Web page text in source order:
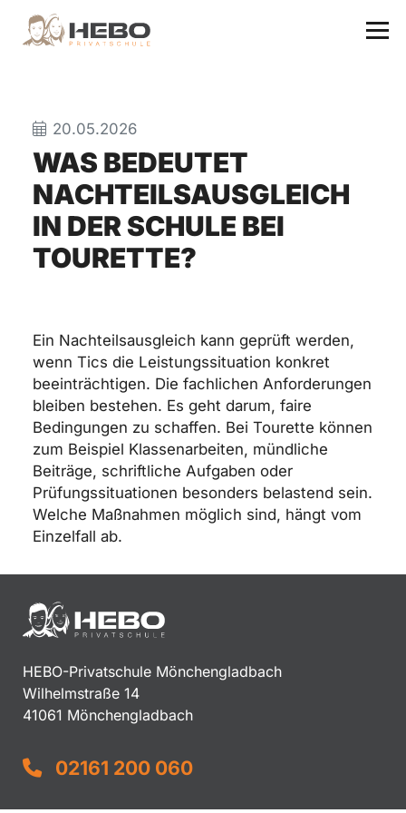
20.05.2026
WAS BEDEUTET
NACHTEILSAUSGLEICH
IN DER SCHULE BEI
TOURETTE?
Ein Nachteilsausgleich kann geprüft werden,
wenn Tics die Leistungssituation konkret
beeinträchtigen. Die fachlichen Anforderungen
bleiben bestehen. Es geht darum, faire
Bedingungen zu schaffen. Bei Tourette können
zum Beispiel Klassenarbeiten, mündliche
Beiträge, schriftliche Aufgaben oder
Prüfungssituationen besonders belastend sein.
Welche Maßnahmen möglich sind, hängt vom
Einzelfall ab.
HEBO-Privatschule Mönchengladbach
Wilhelmstraße 14
41061 Mönchengladbach
02161 200 060